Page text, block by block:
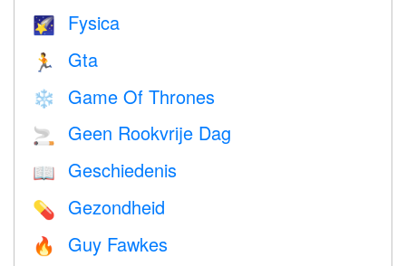
🌠 Fysica
🏃 Gta
❄️ Game Of Thrones
🚬 Geen Rookvrije Dag
📖 Geschiedenis
💊 Gezondheid
🔥 Guy Fawkes